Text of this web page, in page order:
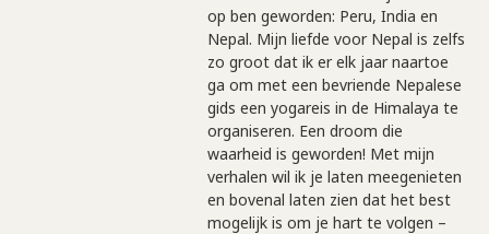
op ben geworden: Peru, India en
Nepal. Mijn liefde voor Nepal is zelfs
zo groot dat ik er elk jaar naartoe
ga om met een bevriende Nepalese
gids een yogareis in de Himalaya te
organiseren. Een droom die
waarheid is geworden! Met mijn
verhalen wil ik je laten meegenieten
en bovenal laten zien dat het best
mogelijk is om je hart te volgen –